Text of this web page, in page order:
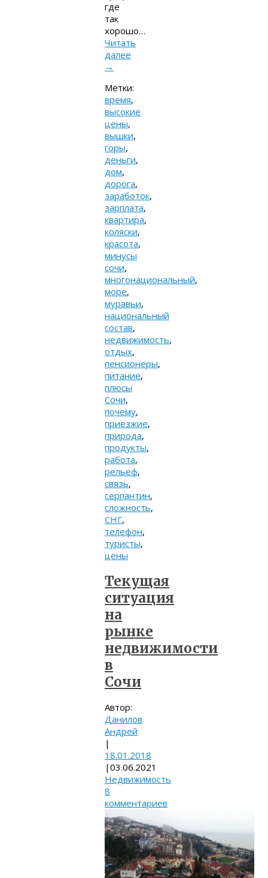
где
так
хорошо…
Читать
далее
→
Метки:
время,
высокие
цены,
вышки,
горы,
деньги,
дом,
дорога,
заработок,
зарплата,
квартира,
коляски,
красота,
минусы
сочи,
многонациональный,
море,
муравьи,
национальный
состав,
недвижимость,
отдых,
пенсионеры,
питание,
плюсы
Сочи,
почему,
приезжие,
природа,
продукты,
работа,
рельеф,
связь,
серпантин,
сложность,
СНГ,
телефон,
туристы,
цены
Текущая
ситуация
на
рынке
недвижимости
в
Сочи
Автор:
Данилов
Андрей
|
18.01.2018
| 03.06.2021
Недвижимость
8
комментариев